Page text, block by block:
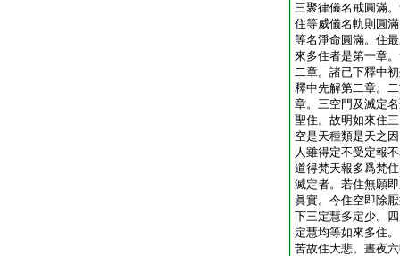
三聚律儀名戒圓滿
住等威儀名軌則圓
等名淨命圓滿。住
來多住者是第一章
二章。諸已下釋中
釋中先解第二章。
章。三空門及滅定
聖住。故明如來住
空是天種類是天之
人雖得定不受定報
道得梵天報多爲梵
滅定者。若住無願
眞實。今住空即除
下三定慧多定少。
定慧均等如來多住
苦故住大悲。晝夜